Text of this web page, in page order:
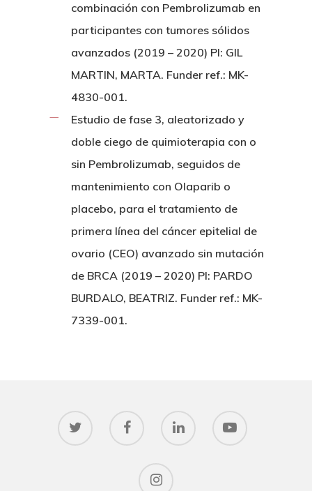
combinación con Pembrolizumab en
participantes con tumores sólidos
avanzados (2019 – 2020) PI: GIL
MARTIN, MARTA. Funder ref.: MK-
4830-001.
Estudio de fase 3, aleatorizado y
doble ciego de quimioterapia con o
sin Pembrolizumab, seguidos de
mantenimiento con Olaparib o
placebo, para el tratamiento de
primera línea del cáncer epitelial de
ovario (CEO) avanzado sin mutación
de BRCA (2019 – 2020) PI: PARDO
BURDALO, BEATRIZ. Funder ref.: MK-
7339-001.